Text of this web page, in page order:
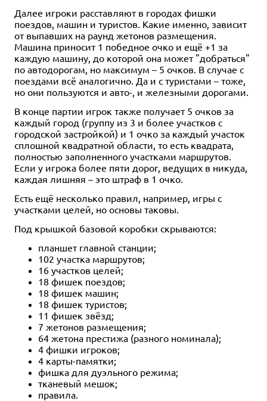
Далее игроки расставляют в городах фишки
поездов, машин и туристов. Какие именно, зависит
от выпавших на раунд жетонов размещения.
Машина приносит 1 победное очко и ещё +1 за
каждую машину, до которой она может "добраться"
по автодорогам, но максимум – 5 очков. В случае с
поездами всё аналогично. Да и с туристами – тоже,
но они пользуются и авто-, и железными дорогами.
В конце партии игрок также получает 5 очков за
каждый город (группу из 3 и более участков с
городской застройкой) и 1 очко за каждый участок
сплошной квадратной области, то есть квадрата,
полностью заполненного участками маршрутов.
Если у игрока более пяти дорог, ведущих в никуда,
каждая лишняя – это штраф в 1 очко.
Есть ещё несколько правил, например, игры с
участками целей, но основы таковы.
Под крышкой базовой коробки скрываются:
планшет главной станции;
102 участка маршрутов;
16 участков целей;
18 фишек поездов;
18 фишек машин;
18 фишек туристов;
11 фишек звёзд;
7 жетонов размещения;
64 жетона престижа (разного номинала);
4 фишки игроков;
4 карты-памятки;
фишка для дуэльного режима;
тканевый мешок;
правила.